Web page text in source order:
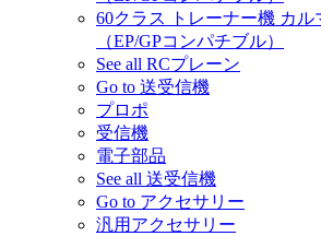
60クラス トレーナー機 カ
（EP/GPコンパチブル）
See all RCプレーン
Go to 送受信機
プロポ
受信機
電子部品
See all 送受信機
Go to アクセサリー
汎用アクセサリー